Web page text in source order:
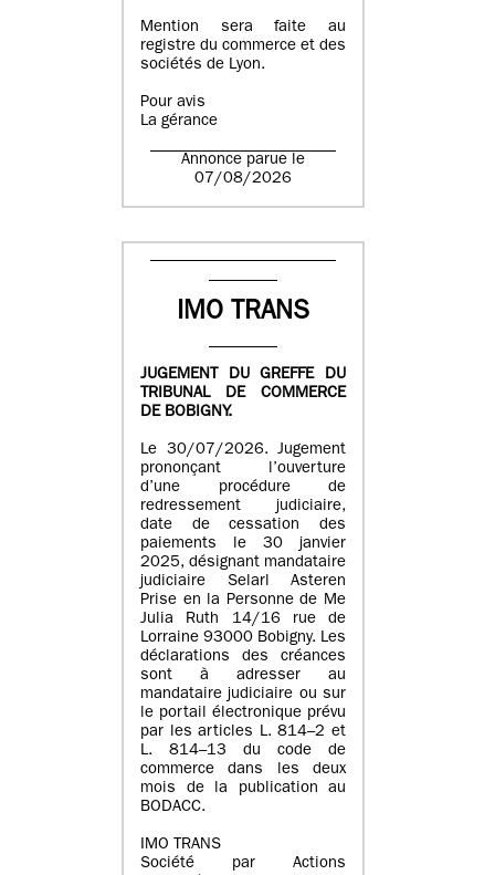
Mention sera faite au
registre du commerce et des
sociétés de Lyon.
Pour avis
La gérance
Annonce parue le
07/08/2026
IMO TRANS
JUGEMENT DU GREFFE DU
TRIBUNAL DE COMMERCE
DE BOBIGNY.
Le 30/07/2026. Jugement
prononçant l’ouverture
d’une procédure de
redressement judiciaire,
date de cessation des
paiements le 30 janvier
2025, désignant mandataire
judiciaire Selarl Asteren
Prise en la Personne de Me
Julia Ruth 14/16 rue de
Lorraine 93000 Bobigny. Les
déclarations des créances
sont à adresser au
mandataire judiciaire ou sur
le portail électronique prévu
par les articles L. 814–2 et
L. 814–13 du code de
commerce dans les deux
mois de la publication au
BODACC.
IMO TRANS
Société par Actions